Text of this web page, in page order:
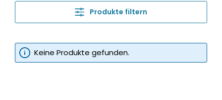
Produkte filtern
Keine Produkte gefunden.